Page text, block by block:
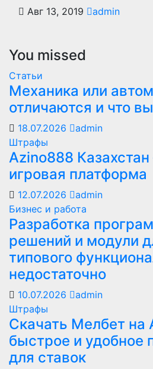
Авг 13, 2019 admin
You missed
Статьи
Механика или
отличаются и что
18.07.2026
admin
Штрафы
Azino888
игровая платформа
12.07.2026
admin
Бизнес и работа
Разработка
решений и модули
типового
недостаточно
10.07.2026
admin
Штрафы
Скачать Мелбет
быстрое и удобное
для ставок